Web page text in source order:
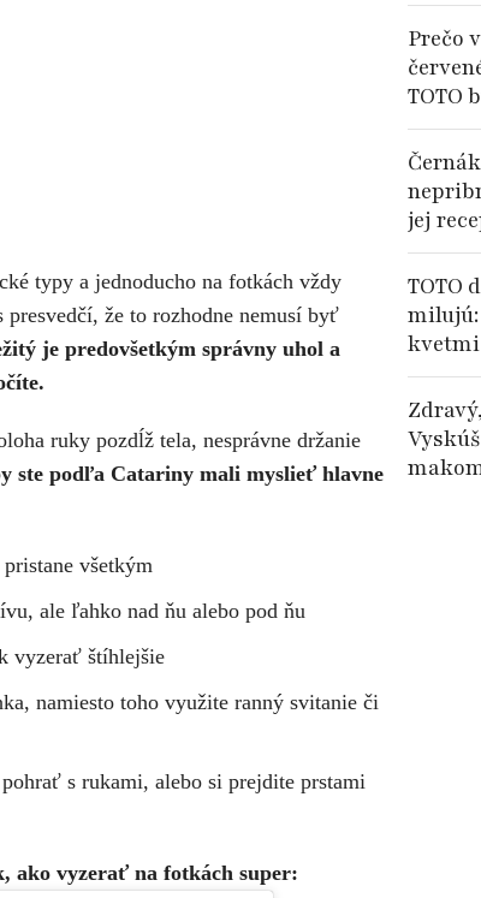
typy a jednoducho na fotkách vždy
presvedčí, že to rozhodne nemusí byť
je predovšetkým správny uhol a
ruky pozdĺž tela, nesprávne držanie
ste podľa Catariny mali myslieť hlavne
všetkým
ale ľahko nad ňu alebo pod ňu
vyzerať štíhlejšie
namiesto toho využite ranný svitanie či
s rukami, alebo si prejdite prstami
ako vyzerať na fotkách super:
Prečo
TOTO
jej
TOTO
milujú:
kvetmi